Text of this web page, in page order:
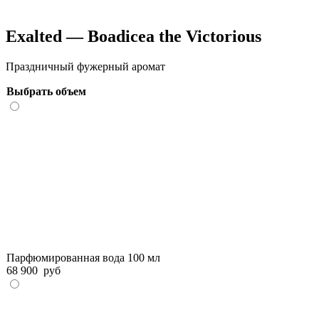
Exalted — Boadicea the Victorious
Праздничный фужерный аромат
Выбрать объем
Парфюмированная вода 100 мл
68 900 руб